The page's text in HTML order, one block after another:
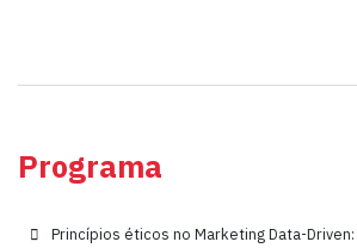
Programa
Princípios éticos no Marketing Data-